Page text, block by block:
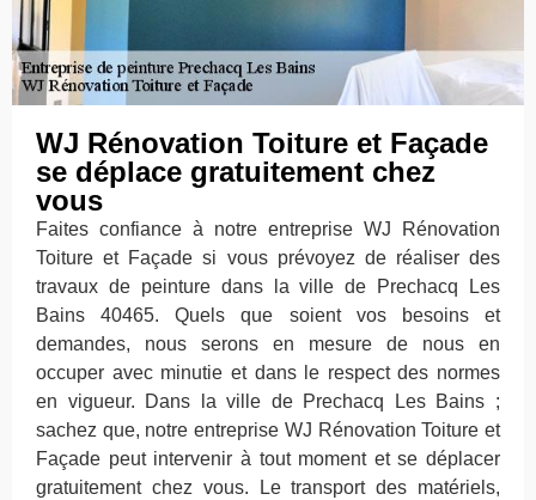
WJ Rénovation Toiture et Façade
se déplace gratuitement chez
vous
Faites confiance à notre entreprise WJ Rénovation
Toiture et Façade si vous prévoyez de réaliser des
travaux de peinture dans la ville de Prechacq Les
Bains 40465. Quels que soient vos besoins et
demandes, nous serons en mesure de nous en
occuper avec minutie et dans le respect des normes
en vigueur. Dans la ville de Prechacq Les Bains ;
sachez que, notre entreprise WJ Rénovation Toiture et
Façade peut intervenir à tout moment et se déplacer
gratuitement chez vous. Le transport des matériels,